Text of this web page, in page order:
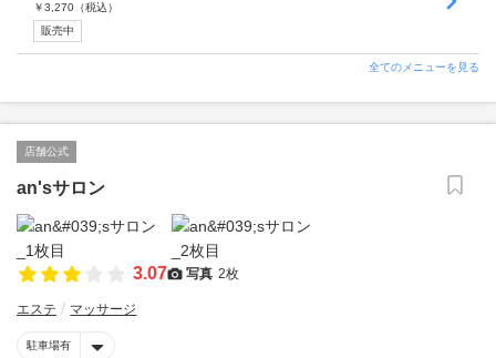
￥3,270 （税込）
販売中
全てのメニューを見る
店舗公式
an'sサロン
3.07 写真 2枚
エステ マッサージ
駐車場有